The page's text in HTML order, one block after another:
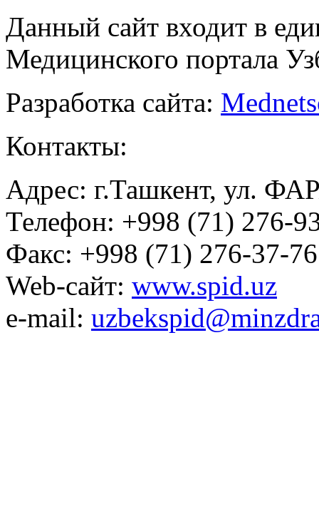
Данный сайт входит в
Медицинского портала
Разработка сайта:
Контакты:
Адрес: г.Ташкент, ул.
Телефон: +998 (71) 276-
Факс: +998 (71) 276-37-76
Web-сайт: www.spid.uz
e-mail: